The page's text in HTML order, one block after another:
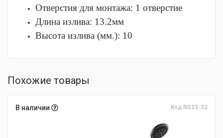
Отверстия для монтажа: 1 отверстие
Длина излива: 13.2мм
Высота излива (мм.): 10
Похожие товары
В наличии Код RS33-32